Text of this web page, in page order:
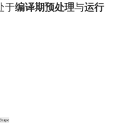
于编译期预处理与运行